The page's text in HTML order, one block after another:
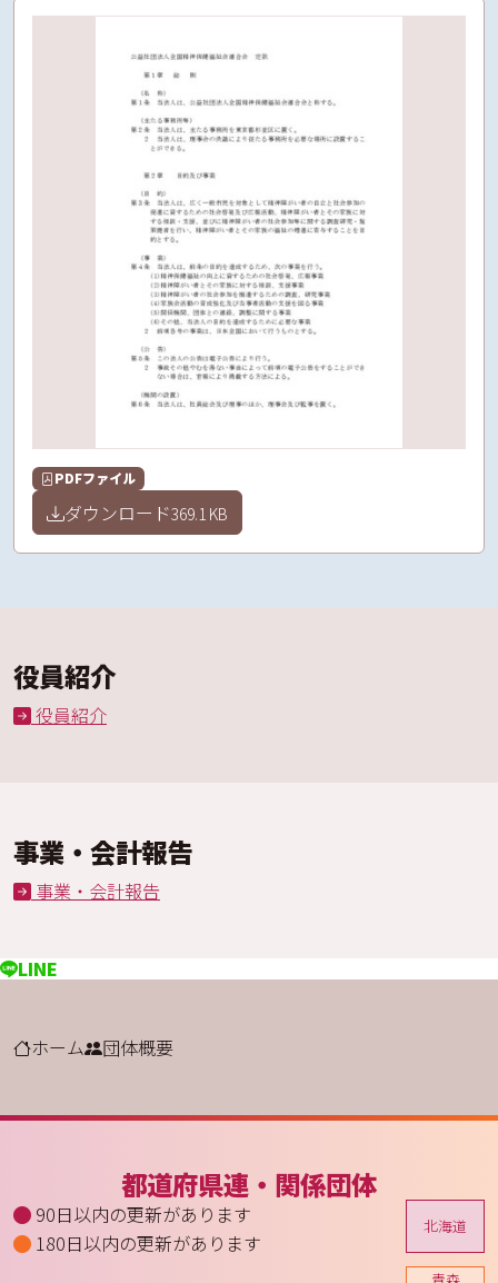
PDFファイル
ダウンロード369.1 KB
役員紹介
役員紹介
事業・会計報告
事業・会計報告
LINE
ホーム 団体概要
都道府県連・関係団体
90日以内の更新があります
180日以内の更新があります
北海道